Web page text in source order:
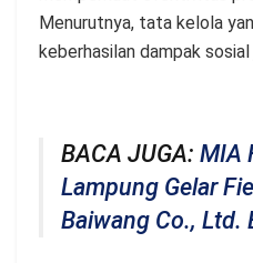
Menurutnya, tata kelola
keberhasilan dampak sosial
BACA JUGA: MIA
Lampung Gelar
Baiwang Co., Ltd.